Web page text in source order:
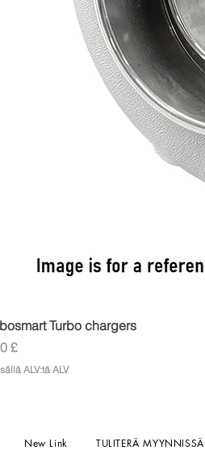
Turbo chargers
£
ALV:tä ALV
New Link TULITERÄ MYYNNISSÄ